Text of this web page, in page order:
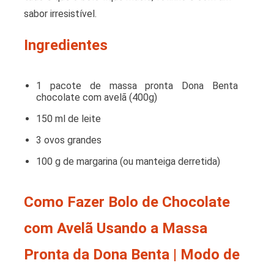
sabor irresistível.
Ingredientes
1 pacote de massa pronta Dona Benta
chocolate com avelã (400g)
150 ml de leite
3 ovos grandes
100 g de margarina (ou manteiga derretida)
Como Fazer Bolo de Chocolate
com Avelã Usando a Massa
Pronta da Dona Benta | Modo de